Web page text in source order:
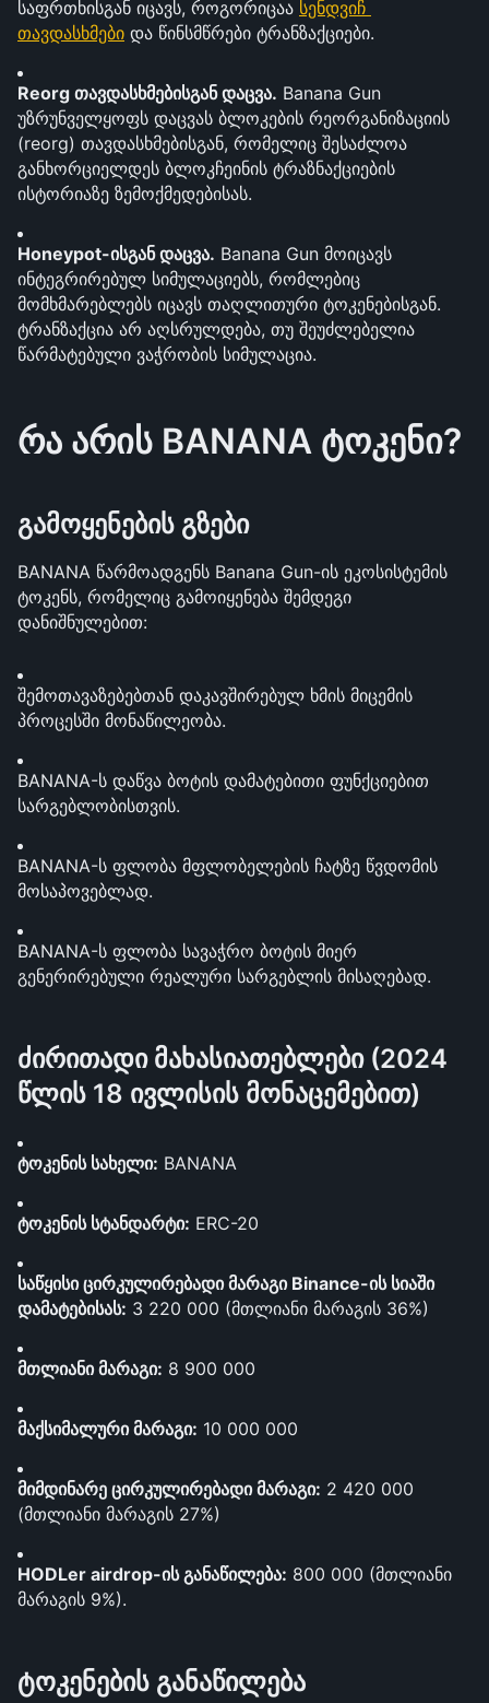
საფრთხისგან იცავს, როგორიცაა სენდვიჩ
თავდასხმები და წინსმწრები ტრანზაქციები.
Reorg თავდასხმებისგან დაცვა. Banana Gun
უზრუნველყოფს დაცვას ბლოკების რეორგანიზაციის
(reorg) თავდასხმებისგან, რომელიც შესაძლოა
განხორციელდეს ბლოკჩეინის ტრაზნაქციების
ისტორიაზე ზემოქმედებისას.
Honeypot-ისგან დაცვა. Banana Gun მოიცავს
ინტეგრირებულ სიმულაციებს, რომლებიც
მომხმარებლებს იცავს თაღლითური ტოკენებისგან.
ტრანზაქცია არ აღსრულდება, თუ შეუძლებელია
წარმატებული ვაჭრობის სიმულაცია.
რა არის BANANA ტოკენი?
გამოყენების გზები
BANANA წარმოადგენს Banana Gun-ის ეკოსისტემის
ტოკენს, რომელიც გამოიყენება შემდეგი
დანიშნულებით:
შემოთავაზებებთან დაკავშირებულ ხმის მიცემის
პროცესში მონაწილეობა.
BANANA-ს დაწვა ბოტის დამატებითი ფუნქციებით
სარგებლობისთვის.
BANANA-ს ფლობა მფლობელების ჩატზე წვდომის
მოსაპოვებლად.
BANANA-ს ფლობა სავაჭრო ბოტის მიერ
გენერირებული რეალური სარგებლის მისაღებად.
ძირითადი მახასიათებლები (2024
წლის 18 ივლისის მონაცემებით)
ტოკენის სახელი: BANANA
ტოკენის სტანდარტი: ERC-20
საწყისი ცირკულირებადი მარაგი Binance-ის სიაში
დამატებისას: 3 220 000 (მთლიანი მარაგის 36%)
მთლიანი მარაგი: 8 900 000
მაქსიმალური მარაგი: 10 000 000
მიმდინარე ცირკულირებადი მარაგი: 2 420 000
(მთლიანი მარაგის 27%)
HODLer airdrop-ის განაწილება: 800 000 (მთლიანი
მარაგის 9%).
ტოკენების განაწილება